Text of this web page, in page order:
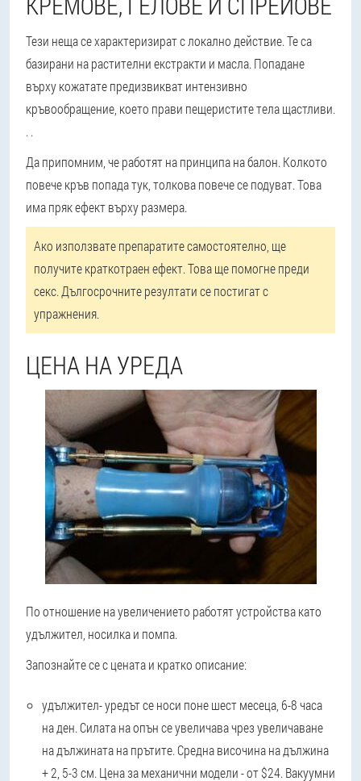
Тези неща се характеризират с локално действие. Те са
базирани на растителни екстракти и масла. Попадане
върху кожатате предизвикват интензивно
кръвообращение, което прави пещеристите тела щастливи.
. .
Да припомним, че работят на принципа на балон. Колкото
повече кръв попада тук, толкова повече се подуват. Това
има пряк ефект върху размера.
Ако използвате препаратите самостоятелно, ще
получите краткотраен ефект. Това ще помогне преди
секс. Дългосрочните резултати се постигат с
упражнения.
ЦЕНА НА УРЕДА
По отношение на увеличението работят устройства като
удължител, носилка и помпа.
Запознайте се с цената и кратко описание:
удължител- уредът се носи поне шест месеца, 6-8 часа
на ден. Силата на опън се увеличава чрез увеличаване
на дължината на прътите. Средна височина на дължина
+ 2, 5-3 см. Цена за механични модели - от $24. Вакуумни